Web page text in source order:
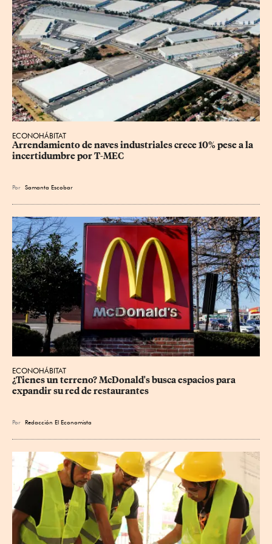
ECONOHÁBITAT
Arrendamiento de naves industriales crece 10% pese a la
incertidumbre por T-MEC
Por Samanta Escobar
ECONOHÁBITAT
¿Tienes un terreno? McDonald's busca espacios para
expandir su red de restaurantes
Por Redacción El Economista